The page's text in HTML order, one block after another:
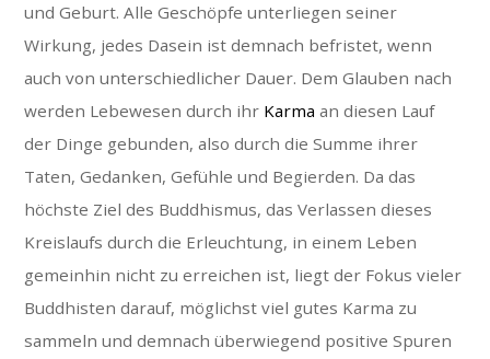
und Geburt. Alle Geschöpfe unterliegen seiner
Wirkung, jedes Dasein ist demnach befristet, wenn
auch von unterschiedlicher Dauer. Dem Glauben nach
werden Lebewesen durch ihr Karma an diesen Lauf
der Dinge gebunden, also durch die Summe ihrer
Taten, Gedanken, Gefühle und Begierden. Da das
höchste Ziel des Buddhismus, das Verlassen dieses
Kreislaufs durch die Erleuchtung, in einem Leben
gemeinhin nicht zu erreichen ist, liegt der Fokus vieler
Buddhisten darauf, möglichst viel gutes Karma zu
sammeln und demnach überwiegend positive Spuren